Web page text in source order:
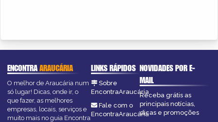
ENCONTRAARAUCÁRIA
O melhor de Araucária num
só lugar! Dicas, onde ir, o
que fazer, as melhores
empresas, locais, serviços e
muito mais no guia Encontra
LINKS RÁPIDOS
Sobre
EncontraAraucária
Fale com o
EncontraAraucária
NOVIDADES POR E-
MAIL
Receba grátis as
principais notícias,
dicas e promoções